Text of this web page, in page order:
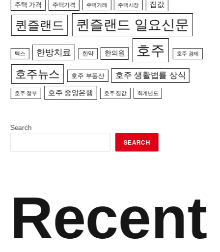
주택 가격 주택가격 주택거래 주택시장 집값
퀸즐랜드 퀸즐랜드 일요신문
텍스 한방치료 한약 한의원 호주 호주 경제
호주뉴스 호주 부동산 호주 생활법률 상식
호주 정부 호주 중앙은행 호주 집값 회계년도
Search
SEARCH
Recent